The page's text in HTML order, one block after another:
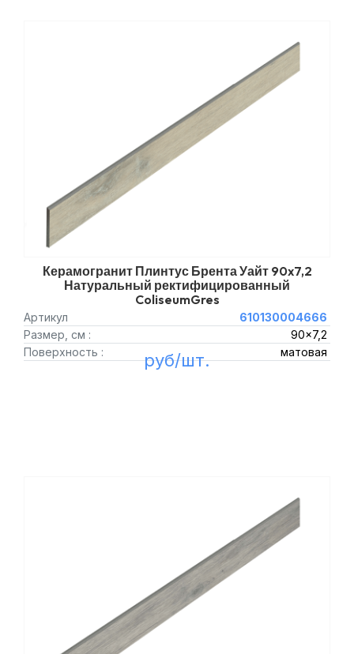
Керамогранит Плинтус Брента Уайт 90x7,2
Натуральный ректифицированный
ColiseumGres
Артикул
610130004666
Размер, см :
90x7,2
Поверхность :
матовая
руб/шт.